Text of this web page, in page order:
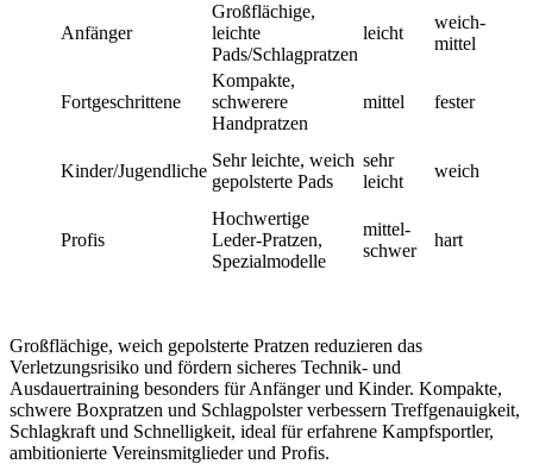
Anfänger
Großflächige,
leichte
Pads/Schlagpratzen
leicht
weich-
mittel
Fortgeschrittene
Kompakte,
schwerere
Handpratzen
mittel fester
Kinder/Jugendliche
Sehr leichte, weich
gepolsterte Pads
sehr
leicht
weich
Profis
Hochwertige
Leder-Pratzen,
Spezialmodelle
mittel-
schwer
hart
Großflächige, weich gepolsterte Pratzen reduzieren das
Verletzungsrisiko und fördern sicheres Technik- und
Ausdauertraining besonders für Anfänger und Kinder. Kompakte,
schwere Boxpratzen und Schlagpolster verbessern Treffgenauigkeit,
Schlagkraft und Schnelligkeit, ideal für erfahrene Kampfsportler,
ambitionierte Vereinsmitglieder und Profis.